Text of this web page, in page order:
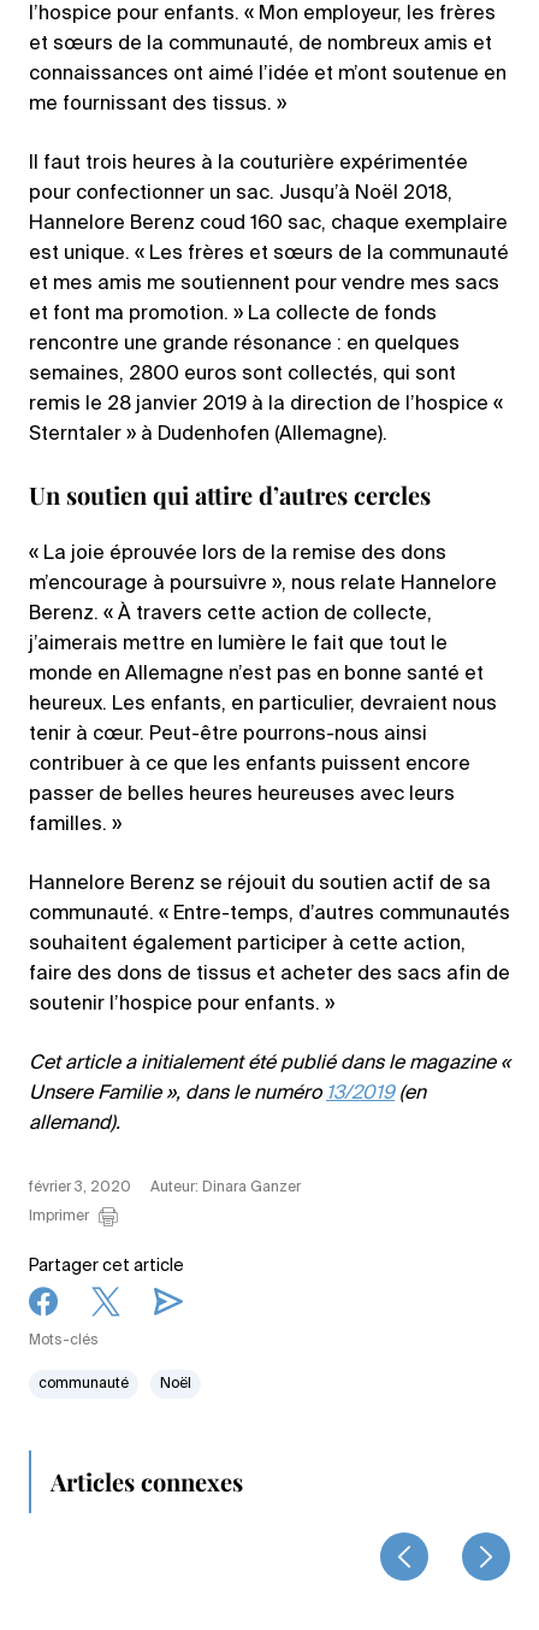
l’hospice pour enfants. « Mon employeur, les frères
et sœurs de la communauté, de nombreux amis et
connaissances ont aimé l’idée et m’ont soutenue en
me fournissant des tissus. »
Il faut trois heures à la couturière expérimentée
pour confectionner un sac. Jusqu’à Noël 2018,
Hannelore Berenz coud 160 sac, chaque exemplaire
est unique. « Les frères et sœurs de la communauté
et mes amis me soutiennent pour vendre mes sacs
et font ma promotion. » La collecte de fonds
rencontre une grande résonance : en quelques
semaines, 2800 euros sont collectés, qui sont
remis le 28 janvier 2019 à la direction de l’hospice «
Sterntaler » à Dudenhofen (Allemagne).
Un soutien qui attire d’autres cercles
« La joie éprouvée lors de la remise des dons
m’encourage à poursuivre », nous relate Hannelore
Berenz. « À travers cette action de collecte,
j’aimerais mettre en lumière le fait que tout le
monde en Allemagne n’est pas en bonne santé et
heureux. Les enfants, en particulier, devraient nous
tenir à cœur. Peut-être pourrons-nous ainsi
contribuer à ce que les enfants puissent encore
passer de belles heures heureuses avec leurs
familles. »
Hannelore Berenz se réjouit du soutien actif de sa
communauté. « Entre-temps, d’autres communautés
souhaitent également participer à cette action,
faire des dons de tissus et acheter des sacs afin de
soutenir l’hospice pour enfants. »
Cet article a initialement été publié dans le magazine «
Unsere Familie », dans le numéro 13/2019(en
allemand).
février 3, 2020
Auteur: Dinara Ganzer
Imprimer
Partager cet article
Mots-clés
communauté Noël
Articles connexes